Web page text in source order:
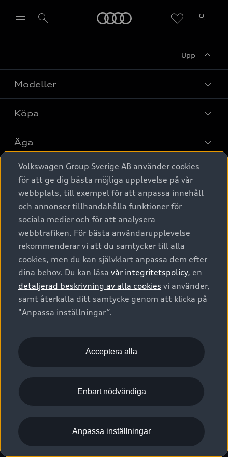
Upp
Modeller
Alla modeller
Elbilar
A6 modellerna
SUV
Avant
Audi Sport
Köpa
Privaterbjudanden
Privatleasing
Nya bilar i lager
Begagnade bilar i lager
Audi approved :plus - så gott som nya
Finansiering
Audi exclusive
Provkörning
Äga
Service & tillbehör
Audi digital services
Originaltillbehör - köp online
Garantier
Försäkring
Digitala manualer för din Audi
Audi Collection – livsstilsartiklar
Vanliga frågor
2G/3G nätet stängs ned - Hur påverkas min bil av detta?
Tjänstebil
Tjänstebil
Business lease online
Företagsleasing
Om Audi Sverige
Kontakta oss
Audi Återförsäljare/-serviceverkstad
myAudi
Pressmeddelanden
Nyhetsbrev
Vårt hållbarhetsarbete
Lediga tjänster huvudkontor
Lediga tjänster hos Audi Återförsäljare
Kommentar till mediauppgifter om dataläcka
© 2026 AUDI SVERIGE. All Rights Reserved.
Utgivare Juridiskt
Juridiskt Audi AG
Juridiskt Audi Digital Giveaway
Anpassa inställningar för cookies
Visselblåsarkanaler
Volkswagen Group Sverige AB använder cookies
för att ge dig bästa möjliga upplevelse på vår
webbplats, till exempel för att anpassa innehåll
och annonser tillhandahålla funktioner för
sociala medier och för att analysera
webbtrafiken. För bästa användarupplevelse
rekommenderar vi att du samtycker till alla
cookies, men du kan självklart anpassa dem efter
dina behov. Du kan läsa vår integritetspolicy, en
detaljerad beskrivning av alla cookies vi använder,
samt återkalla ditt samtycke genom att klicka på
"Anpassa inställningar“.
Acceptera alla
Enbart nödvändiga
Anpassa inställningar